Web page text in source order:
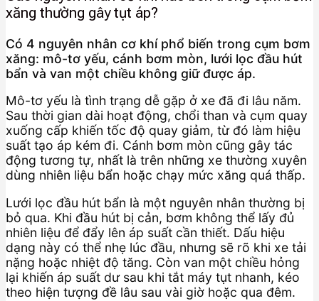
xăng thường gây tụt áp?
Có 4 nguyên nhân cơ khí phổ biến trong cụm bơm
xăng: mô-tơ yếu, cánh bơm mòn, lưới lọc đầu hút
bẩn và van một chiều không giữ được áp.
Mô-tơ yếu là tình trạng dễ gặp ở xe đã đi lâu năm.
Sau thời gian dài hoạt động, chổi than và cụm quay
xuống cấp khiến tốc độ quay giảm, từ đó làm hiệu
suất tạo áp kém đi. Cánh bơm mòn cũng gây tác
động tương tự, nhất là trên những xe thường xuyên
dùng nhiên liệu bẩn hoặc chạy mức xăng quá thấp.
Lưới lọc đầu hút bẩn là một nguyên nhân thường bị
bỏ qua. Khi đầu hút bị cản, bơm không thể lấy đủ
nhiên liệu để đẩy lên áp suất cần thiết. Dấu hiệu
dạng này có thể nhẹ lúc đầu, nhưng sẽ rõ khi xe tải
nặng hoặc nhiệt độ tăng. Còn van một chiều hỏng
lại khiến áp suất dư sau khi tắt máy tụt nhanh, kéo
theo hiện tượng đề lâu sau vài giờ hoặc qua đêm.